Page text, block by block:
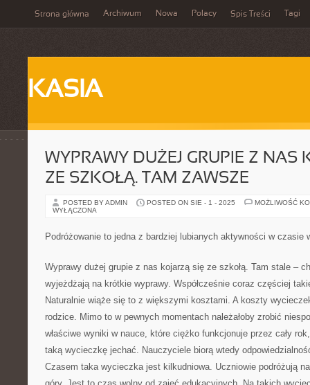
Strona główna Archiwum Nowa Polacy Spis Treści Tagi
KASIA
WYPRAWY DUŻEJ GRUPIE Z NAS
ZE SZKOŁĄ. TAM ZAWSZE
POSTED BY ADMIN POSTED ON SIE - 1 - 2025
MOŻLIWOŚĆ
WYŁĄCZONA
Podróżowanie to jedna z bardziej lubianych aktywności w czasie
Wyprawy dużej grupie z nas kojarzą się ze szkołą. Tam stale –
wyjeżdżają na krótkie wyprawy. Współcześnie coraz częściej
Naturalnie wiąże się to z większymi kosztami. A koszty
rodzice. Mimo to w pewnych momentach należałoby zrobić
właściwe wyniki w nauce, które ciężko funkcjonuje przez cały
taką wycieczkę jechać. Nauczyciele biorą wtedy
Czasem taka wycieczka jest kilkudniowa. Uczniowie podróżują